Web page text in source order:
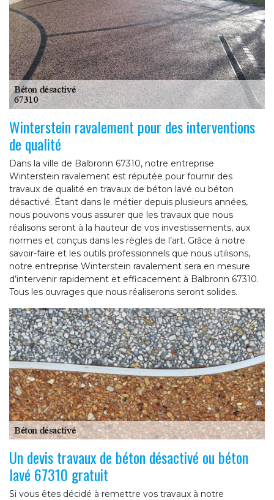
Winterstein ravalement pour des interventions
de qualité
Dans la ville de Balbronn 67310, notre entreprise
Winterstein ravalement est réputée pour fournir des
travaux de qualité en travaux de béton lavé ou béton
désactivé. Étant dans le métier depuis plusieurs années,
nous pouvons vous assurer que les travaux que nous
réalisons seront à la hauteur de vos investissements, aux
normes et conçus dans les règles de l’art. Grâce à notre
savoir-faire et les outils professionnels que nous utilisons,
notre entreprise Winterstein ravalement sera en mesure
d’intervenir rapidement et efficacement à Balbronn 67310.
Tous les ouvrages que nous réaliserons seront solides.
Un devis travaux de béton désactivé ou béton
lavé 67310 gratuit
Si vous êtes décidé à remettre vos travaux à notre